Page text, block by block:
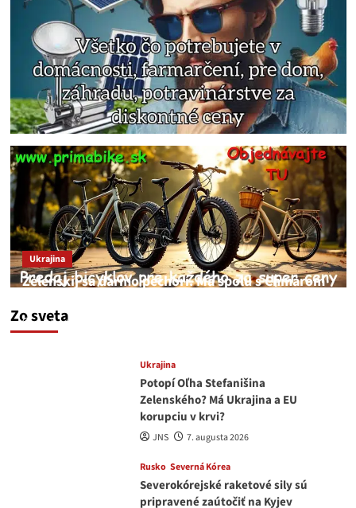
Zo sveta
Ukrajina
Zelenskij sa darmo pechorí. Má spolu s Chmarom
medvedar
Ukrajina
Potopí Oľha Stefanišina
Zelenského? Má Ukrajina a EU
korupciu v krvi?
JNS 7. augusta 2026
Rusko Severná Kórea
Severokórejské raketové sily sú
pripravené zaútočiť na Kyjev